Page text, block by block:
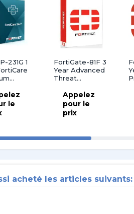
231G 1
le
FortiGate-81F 3
Year Advanced
Threat
Advanced
Malware
Protection
Service,
FortiCare
Premium)
Appelez
pour le
prix
acheté les articles suivants: